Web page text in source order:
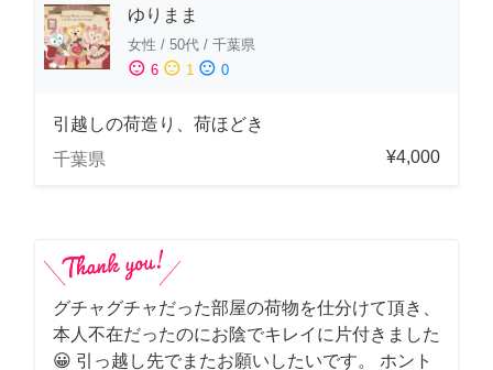
ゆりまま
女性 / 50代 / 千葉県
sentiment_satisfied 6 sentiment_neutral 1 sentiment_dissatisfied 0
引越しの荷造り、荷ほどき
千葉県
¥4,000
グチャグチャだった部屋の荷物を仕分けて頂き、
本人不在だったのにお陰でキレイに片付きました
😀 引っ越し先でまたお願いしたいです。 ホント